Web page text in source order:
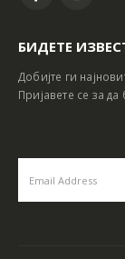
БИДЕТЕ
Добијте ги
Пријавете се за да